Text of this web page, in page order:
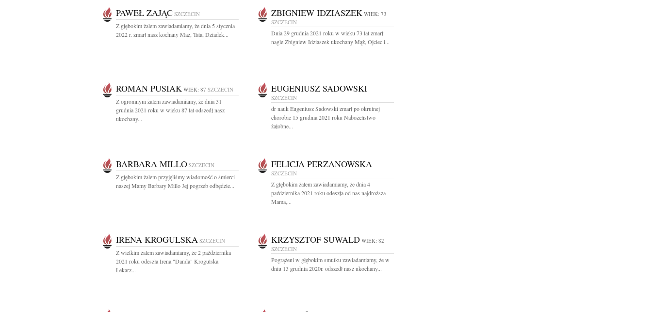
PAWEŁ ZAJĄC SZCZECIN
Z głębokim żalem zawiadamiamy, że dnia 5 stycznia
2022 r. zmarł nasz kochany Mąż, Tata, Dziadek...
ZBIGNIEW IDZIASZEK WIEK: 73
SZCZECIN
Dnia 29 grudnia 2021 roku w wieku 73 lat zmarł
nagle Zbigniew Idziaszek ukochany Mąż, Ojciec i...
ROMAN PUSIAK WIEK: 87 SZCZECIN
Z ogromnym żalem zawiadamiamy, że dnia 31
grudnia 2021 roku w wieku 87 lat odszedł nasz
ukochany...
EUGENIUSZ SADOWSKI
SZCZECIN
dr nauk Eugeniusz Sadowski zmarł po okrutnej
chorobie 15 grudnia 2021 roku Nabożeństwo
żałobne...
BARBARA MILLO SZCZECIN
Z głębokim żalem przyjęliśmy wiadomość o śmierci
naszej Mamy Barbary Millo Jej pogrzeb odbędzie...
FELICJA PERZANOWSKA
SZCZECIN
Z głębokim żalem zawiadamiamy, że dnia 4
października 2021 roku odeszła od nas najdroższa
Mama,...
IRENA KROGULSKA SZCZECIN
Z wielkim żalem zawiadamiamy, że 2 października
2021 roku odeszła Irena "Danda" Krogulska
Lekarz...
KRZYSZTOF SUWALD WIEK: 82
SZCZECIN
Pogrążeni w głębokim smutku zawiadamiamy, że w
dniu 13 grudnia 2020r. odszedł nasz ukochany...